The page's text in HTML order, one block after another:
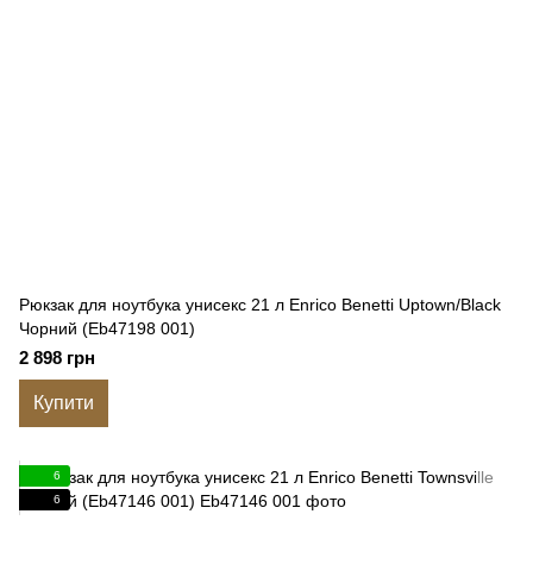
Рюкзак для ноутбука унисекс 21 л Enrico Benetti Uptown/Black
Чорний (Eb47198 001)
2 898 грн
Купити
6
6